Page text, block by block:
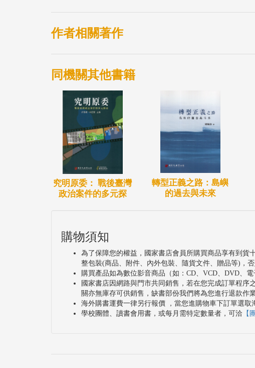
作者相關著作
同機關其他書籍
究明原委： 戰後臺灣
政治案件的多元探
轉型正義之路：島嶼
的過去與未來
購物須知
為了保障您的權益，國家書店會員所購買商品享有到貨
整包裝(商品、附件、內外包裝、隨貨文件、贈品等)，否
購買產品如為數位影音商品（如：CD、VCD、DVD、
國家書店因網路與門市共同銷售，若在您完成訂單程
關亦無庫存可供銷售，缺書部份我們將為您進行退款作業
海外購書運費一律另行報價 ，當您進購物車下訂單選
學校團體、讀書會用書，或每月需特定數量者，可洽 【